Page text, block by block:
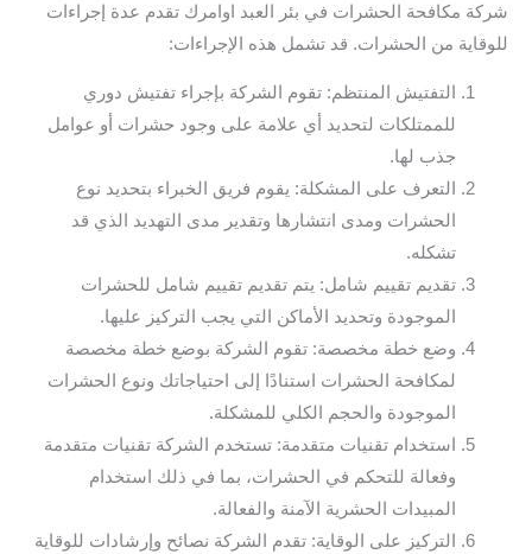
شركة مكافحة الحشرات في بئر العبد اوامرك تقدم عدة إجراءات
للوقاية من الحشرات. قد تشمل هذه الإجراءات:
التفتيش المنتظم: تقوم الشركة بإجراء تفتيش دوري
للممتلكات لتحديد أي علامة على وجود حشرات أو عوامل
جذب لها.
التعرف على المشكلة: يقوم فريق الخبراء بتحديد نوع
الحشرات ومدى انتشارها وتقدير مدى التهديد الذي قد
تشكله.
تقديم تقييم شامل: يتم تقديم تقييم شامل للحشرات
الموجودة وتحديد الأماكن التي يجب التركيز عليها.
وضع خطة مخصصة: تقوم الشركة بوضع خطة مخصصة
لمكافحة الحشرات استنادًا إلى احتياجاتك ونوع الحشرات
الموجودة والحجم الكلي للمشكلة.
استخدام تقنيات متقدمة: تستخدم الشركة تقنيات متقدمة
وفعالة للتحكم في الحشرات، بما في ذلك استخدام
المبيدات الحشرية الآمنة والفعالة.
التركيز على الوقاية: تقدم الشركة نصائح وإرشادات للوقاية